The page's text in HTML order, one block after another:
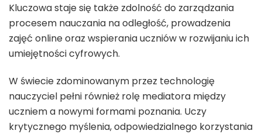
Kluczowa staje się także zdolność do zarządzania
procesem nauczania na odległość, prowadzenia
zajęć online oraz wspierania uczniów w rozwijaniu ich
umiejętności cyfrowych.
W świecie zdominowanym przez technologię
nauczyciel pełni również rolę mediatora między
uczniem a nowymi formami poznania. Uczy
krytycznego myślenia, odpowiedzialnego korzystania